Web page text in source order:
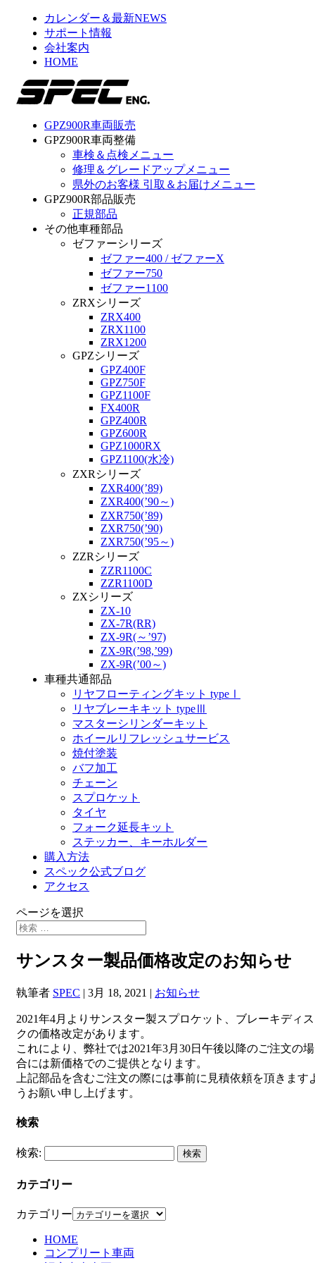
カレンダー＆最新NEWS
サポート情報
会社案内
HOME
GPZ900R車両販売
GPZ900R車両整備
車検＆点検メニュー
修理＆グレードアップメニュー
県外のお客様 引取＆お届けメニュー
GPZ900R部品販売
正規部品
その他車種部品
ゼファーシリーズ
ゼファー400 / ゼファーX
ゼファー750
ゼファー1100
ZRXシリーズ
ZRX400
ZRX1100
ZRX1200
GPZシリーズ
GPZ400F
GPZ750F
GPZ1100F
FX400R
GPZ400R
GPZ600R
GPZ1000RX
GPZ1100(水冷)
ZXRシリーズ
ZXR400(’89)
ZXR400(’90～)
ZXR750(’89)
ZXR750(’90)
ZXR750(’95～)
ZZRシリーズ
ZZR1100C
ZZR1100D
ZXシリーズ
ZX-10
ZX-7R(RR)
ZX-9R(～’97)
ZX-9R(’98,’99)
ZX-9R(’00～)
車種共通部品
リヤフローティングキット typeⅠ
リヤブレーキキット typeⅢ
マスターシリンダーキット
ホイールリフレッシュサービス
焼付塗装
バフ加工
チェーン
スプロケット
タイヤ
フォーク延長キット
ステッカー、キーホルダー
購入方法
スペック公式ブログ
アクセス
ページを選択
サンスター製品価格改定のお知らせ
執筆者 SPEC | 3月 18, 2021 | お知らせ
2021年4月よりサンスター製スプロケット、ブレーキディス
クの価格改定があります。
これにより、弊社では2021年3月30日午後以降のご注文の場
合には新価格でのご提供となります。
上記部品を含むご注文の際には事前に見積依頼を頂きます
うお願い申し上げます。
検索
検索:
カテゴリー
カテゴリー
HOME
コンプリート車両